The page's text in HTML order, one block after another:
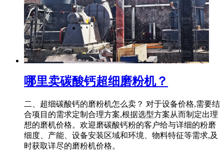
哪里卖碳酸钙超细磨粉机？
二、超细碳酸钙的磨粉机怎么卖？ 对于设备价格,需要结
合项目的需求定制合理方案,根据选型方案从而制定出理
想的磨机价格。欢迎磨碳酸钙粉的客户给与详细的粉磨
细度、产能、设备安装区域和环境、物料特征等需求,及
时获取详尽的磨粉机价格。